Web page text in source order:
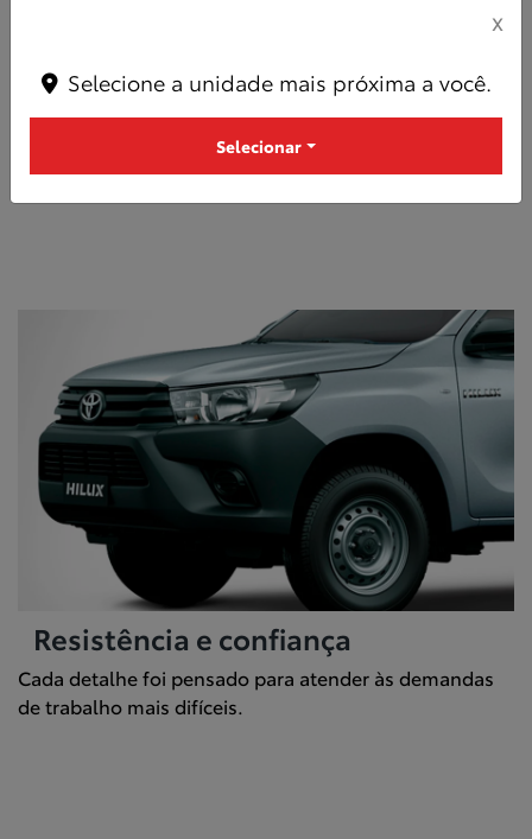
Robustez
Com mais força, prepare-se para a picape que vai
revolucionar a sua rotina.
Resistência e confiança
Cada detalhe foi pensado para atender às demandas
de trabalho mais difíceis.
X
Selecione a unidade mais próxima a você.
Selecionar